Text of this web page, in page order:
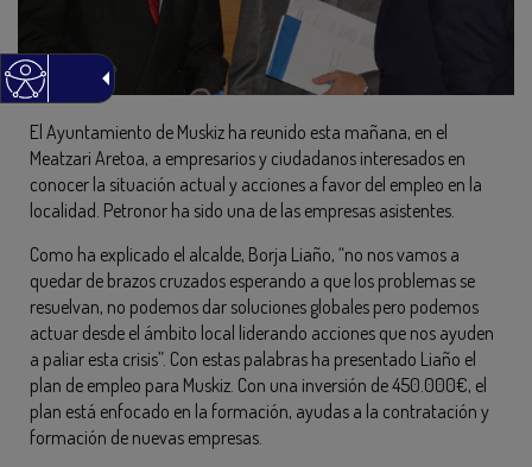
El Ayuntamiento de Muskiz ha reunido esta mañana, en el
Meatzari Aretoa, a empresarios y ciudadanos interesados en
conocer la situación actual y acciones a favor del empleo en la
localidad. Petronor ha sido una de las empresas asistentes.
Como ha explicado el alcalde, Borja Liaño, “no nos vamos a
quedar de brazos cruzados esperando a que los problemas se
resuelvan, no podemos dar soluciones globales pero podemos
actuar desde el ámbito local liderando acciones que nos ayuden
a paliar esta crisis”. Con estas palabras ha presentado Liaño el
plan de empleo para Muskiz. Con una inversión de 450.000€, el
plan está enfocado en la formación, ayudas a la contratación y
formación de nuevas empresas.